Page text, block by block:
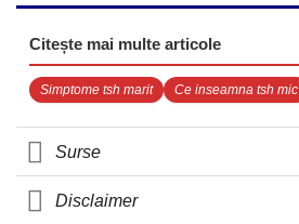
Citește mai multe articole
Simptome tsh marit Ce inseamna tsh mic
Surse
Disclaimer